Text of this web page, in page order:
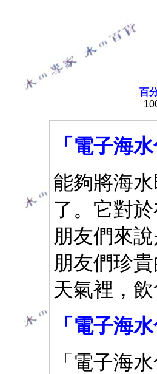
百
「電子海
能夠將海
了。它對
朋友們來
朋友們珍
天氣裡，
「電子海
「電子海